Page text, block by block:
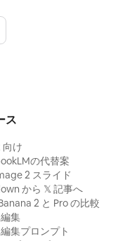
ス
け
の代替案
2 スライド
から 𝕏 記事へ
2 と Pro の比較
集
集プロンプト